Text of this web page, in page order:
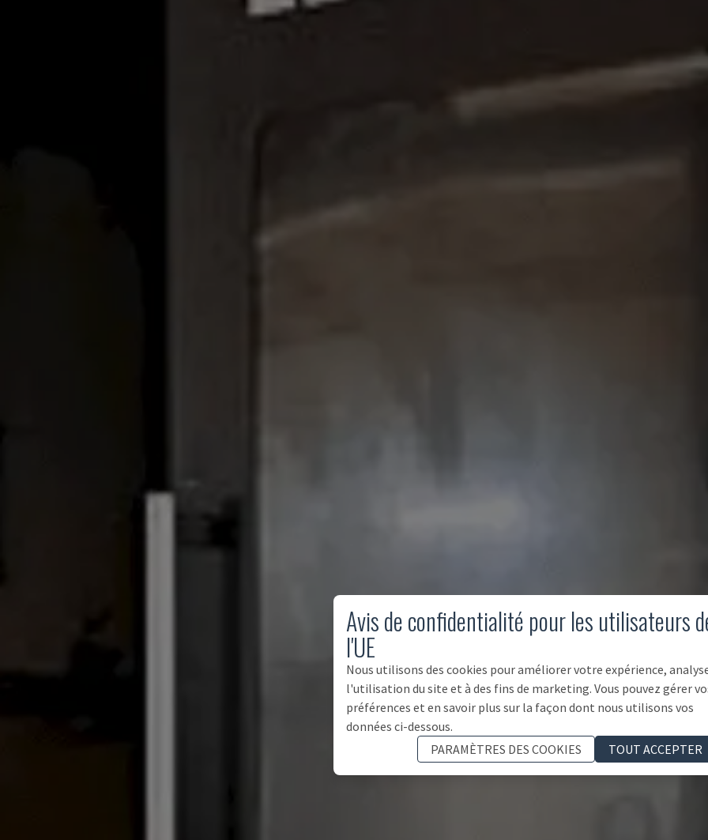
Avis de confidentialité pour les utilisateurs
l'UE
Nous utilisons des cookies pour améliorer votre expérience,
l'utilisation du site et à des fins de marketing. Vous pouvez gérer
préférences et en savoir plus sur la façon dont nous utilisons vos
données ci-dessous.
PARAMÈTRES DES COOKIES
TOUT ACCEPTER